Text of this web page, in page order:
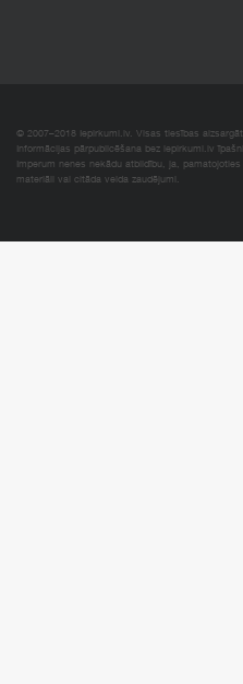
© 2007–2018 Iepirkumi.lv. Visas tiesības
Informācijas pārpublicēšana bez iepirkumi.lv
Imperum nenes nekādu atbildību, ja,
materiāli vai citāda veida zaudējumi.